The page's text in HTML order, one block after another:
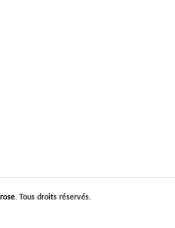
. Tous droits réservés.